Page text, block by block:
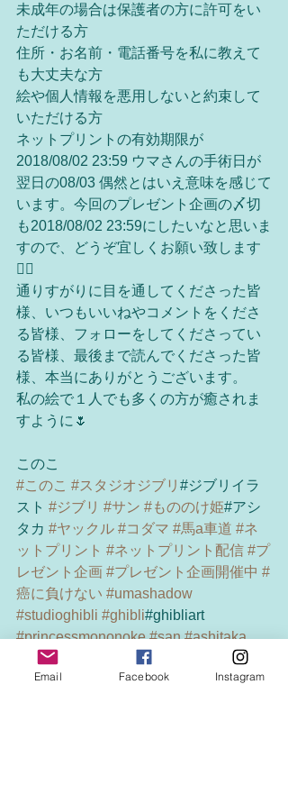
未成年の場合は保護者の方に許可をい
ただける方
住所・お名前・電話番号を私に教えて
も大丈夫な方
絵や個人情報を悪用しないと約束して
いただける方
ネットプリントの有効期限が
2018/08/02 23:59 ウマさんの手術日が
翌日の08/03 偶然とはいえ意味を感じて
います。今回のプレゼント企画の〆切
も2018/08/02 23:59にしたいなと思いま
すので、どうぞ宜しくお願い致します
🙇‍♀️
通りすがりに目を通してくださった皆
様、いつもいいねやコメントをくださ
る皆様、フォローをしてくださってい
る皆様、最後まで読んでくださった皆
様、本当にありがとうございます。
私の絵で１人でも多くの方が癒されま
すように🌷
このこ
#このこ #スタジオジブリ #ジブリイラ
スト #ジブリ #サン #もののけ姫#アシ
タカ #ヤックル #コダマ #馬a車道 #ネ
ットプリント #ネットプリント配信 #プ
レゼント企画 #プレゼント企画開催中 #
癌に負けない #umashadow
#studioghibli #ghibli#ghibliart
#princessmononoke #san #ashitaka
#yakul
#ボーイレスク
#ウマ
シャドウ
#バーレスク (Las Vegas,
Email Facebook Instagram